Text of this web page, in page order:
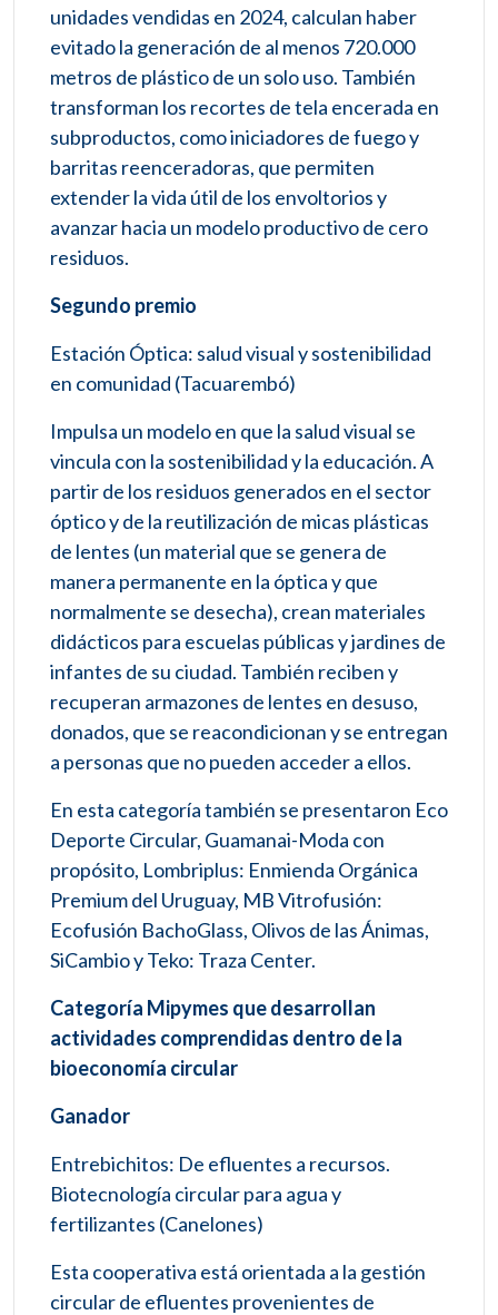
unidades vendidas en 2024, calculan haber
evitado la generación de al menos 720.000
metros de plástico de un solo uso. También
transforman los recortes de tela encerada en
subproductos, como iniciadores de fuego y
barritas reenceradoras, que permiten
extender la vida útil de los envoltorios y
avanzar hacia un modelo productivo de cero
residuos.
Segundo premio
Estación Óptica: salud visual y sostenibilidad
en comunidad (Tacuarembó)
Impulsa un modelo en que la salud visual se
vincula con la sostenibilidad y la educación. A
partir de los residuos generados en el sector
óptico y de la reutilización de micas plásticas
de lentes (un material que se genera de
manera permanente en la óptica y que
normalmente se desecha), crean materiales
didácticos para escuelas públicas y jardines de
infantes de su ciudad. También reciben y
recuperan armazones de lentes en desuso,
donados, que se reacondicionan y se entregan
a personas que no pueden acceder a ellos.
En esta categoría también se presentaron Eco
Deporte Circular, Guamanai-Moda con
propósito, Lombriplus: Enmienda Orgánica
Premium del Uruguay, MB Vitrofusión:
Ecofusión BachoGlass, Olivos de las Ánimas,
SiCambio y Teko: Traza Center.
Categoría Mipymes que desarrollan
actividades comprendidas dentro de la
bioeconomía circular
Ganador
Entrebichitos: De efluentes a recursos.
Biotecnología circular para agua y
fertilizantes (Canelones)
Esta cooperativa está orientada a la gestión
circular de efluentes provenientes de